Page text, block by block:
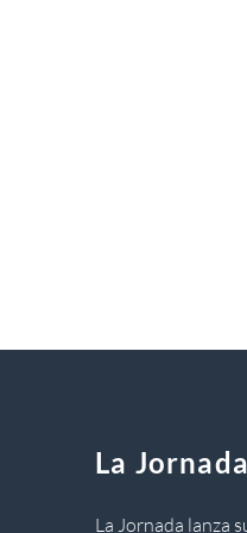
La
La Jornada lanza